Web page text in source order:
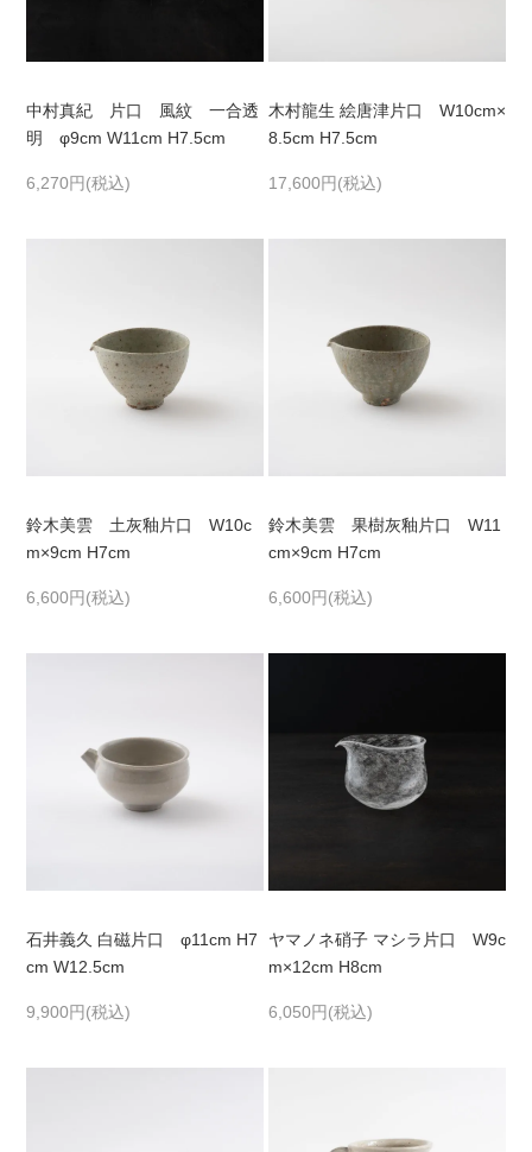
中村真紀 片口 風紋 一合透
明 φ9cm W11cm H7.5cm
6,270円(税込)
木村龍生 絵唐津片口 W10cm×
8.5cm H7.5cm
17,600円(税込)
鈴木美雲 土灰釉片口 W10c
m×9cm H7cm
6,600円(税込)
鈴木美雲 果樹灰釉片口 W11
cm×9cm H7cm
6,600円(税込)
石井義久 白磁片口 φ11cm H7
cm W12.5cm
9,900円(税込)
ヤマノネ硝子 マシラ片口 W9c
m×12cm H8cm
6,050円(税込)